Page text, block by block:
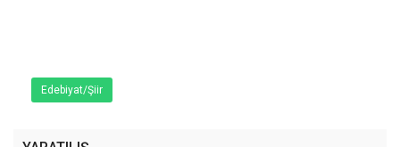
Edebiyat/Şiir